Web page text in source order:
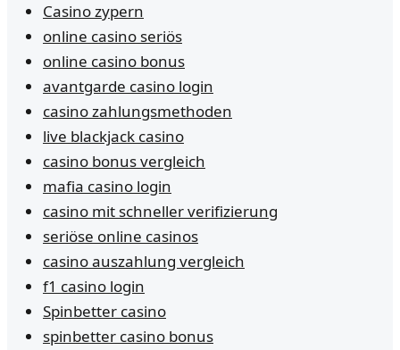
Casino zypern
online casino seriös
online casino bonus
avantgarde casino login
casino zahlungsmethoden
live blackjack casino
casino bonus vergleich
mafia casino login
casino mit schneller verifizierung
seriöse online casinos
casino auszahlung vergleich
f1 casino login
Spinbetter casino
spinbetter casino bonus